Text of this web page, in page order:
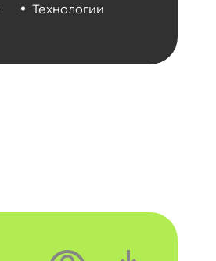
Технологии